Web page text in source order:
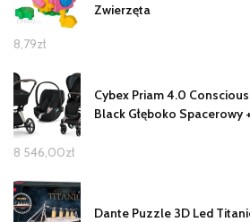
Zwierzęta
8,79zł
Cybex Priam 4.0
Black Głęboko Spacerowy
8 546,00zł
Dante Puzzle 3D Led